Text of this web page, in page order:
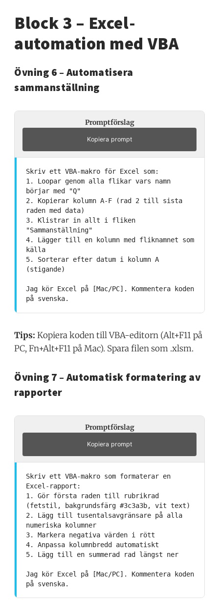
Block 3 – Excel-
automation med VBA
Övning 6 – Automatisera
sammanställning
Promptförslag
Kopiera prompt
Skriv ett VBA-makro för Excel som:
1. Loopar genom alla flikar vars namn
börjar med "Q"
2. Kopierar kolumn A-F (rad 2 till sista
raden med data)
3. Klistrar in allt i fliken
"Sammanställning"
4. Lägger till en kolumn med fliknamnet som
källa
5. Sorterar efter datum i kolumn A
(stigande)
Jag kör Excel på [Mac/PC]. Kommentera koden
på svenska.
Tips: Kopiera koden till VBA-editorn (Alt+F11 på
PC, Fn+Alt+F11 på Mac). Spara filen som .xlsm.
Övning 7 – Automatisk formatering av
rapporter
Promptförslag
Kopiera prompt
Skriv ett VBA-makro som formaterar en
Excel-rapport:
1. Gör första raden till rubrikrad
(fetstil, bakgrundsfärg #3c3a3b, vit text)
2. Lägg till tusentalsavgränsare på alla
numeriska kolumner
3. Markera negativa värden i rött
4. Anpassa kolumnbredd automatiskt
5. Lägg till en summerad rad längst ner
Jag kör Excel på [Mac/PC]. Kommentera koden
på svenska.